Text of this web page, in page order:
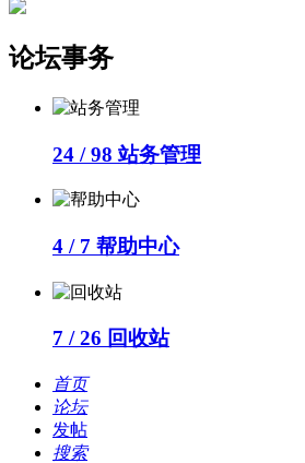
论坛事务
24 / 98 站务管理
4 / 7 帮助中心
7 / 26 回收站
首页
论坛
发帖
搜索